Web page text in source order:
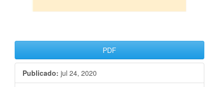
PDF
Publicado: jul 24, 2020